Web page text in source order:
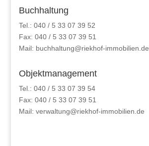
Buchhaltung
Tel.: 040 / 5 33 07 39 52
Fax: 040 / 5 33 07 39 51
Mail: buchhaltung@riekhof-immobilien.de
Objektmanagement
Tel.: 040 / 5 33 07 39 54
Fax: 040 / 5 33 07 39 51
Mail: verwaltung@riekhof-immobilien.de